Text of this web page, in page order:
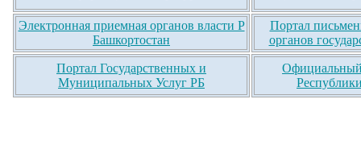
Электронная приемная органов власти Р
Башкортостан
Портал
органов
Портал Государственных и
Муниципальных Услуг РБ
Официальный